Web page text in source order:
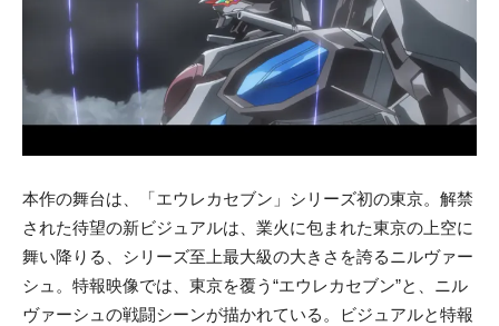
本作の舞台は、「エウレカセブン」シリーズ初の東京。解禁
された待望の新ビジュアルは、業火に包まれた東京の上空に
舞い降りる、シリーズ至上最大級の大きさを誇るニルヴァー
シュ。特報映像では、東京を覆う“エウレカセブン”と、ニル
ヴァーシュの戦闘シーンが描かれている。ビジュアルと特報